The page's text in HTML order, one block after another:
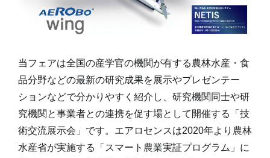
当フェアは全国の産学官の機関が有する農林水産・食
品分野などの最新の研究成果を展示やプレゼンテー
ションなどで分かりやすく紹介し、研究機関同士や研
究機関と事業者との連携を促す場として開催する「技
術交流展示会」です。エアロセンスは2020年より農林
水産省が実施する「スマート農業実証プログラム」に